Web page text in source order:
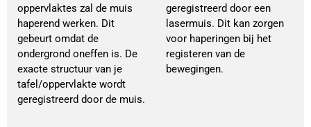
oppervlaktes zal de muis
haperend werken. Dit
gebeurt omdat de
ondergrond oneffen is. De
exacte structuur van je
tafel/oppervlakte wordt
geregistreerd door de muis.
geregistreerd door een
lasermuis. Dit kan zorgen
voor haperingen bij het
registeren van de
bewegingen.